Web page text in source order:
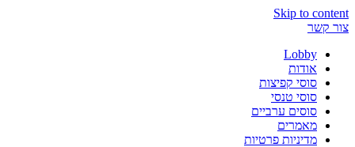
Skip to content
צור קשר
Lobby
אודות
סוסי קפיצות
סוסי טנסי
סוסים ערביים
מאמרים
מדיניות פרטיות